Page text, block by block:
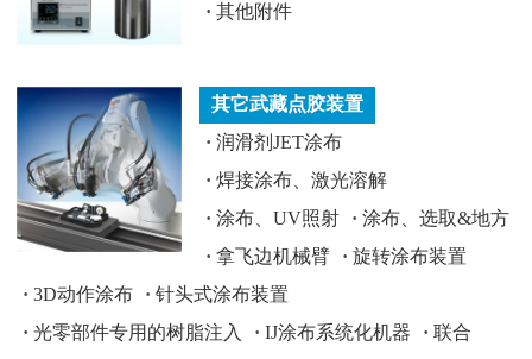
· 其他附件
其它武藏点胶装置
· 润滑剂JET涂布
· 焊接涂布、激光溶解
· 涂布、UV照射 · 涂布、选取&地方
· 拿飞边机械臂 · 旋转涂布装置
· 3D动作涂布 · 针头式涂布装置
· 光零部件专用的树脂注入 · IJ涂布系统化机器 · 联合